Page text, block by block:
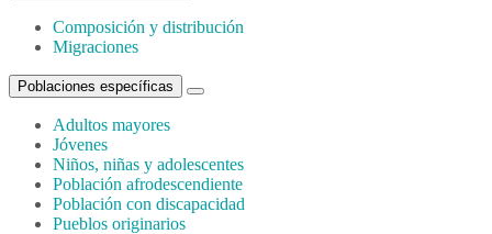
Composición y distribución
Migraciones
Poblaciones específicas
Adultos mayores
Jóvenes
Niños, niñas y adolescentes
Población afrodescendiente
Población con discapacidad
Pueblos originarios